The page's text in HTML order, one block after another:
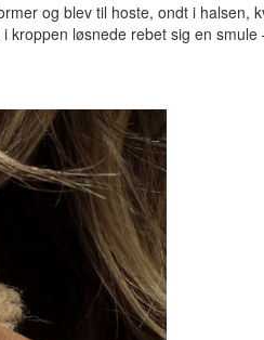
og blev til hoste, ondt i halsen,
kroppen løsnede rebet sig en smule